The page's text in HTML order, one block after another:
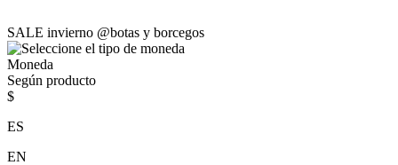
SALE invierno @botas y borcegos
Moneda
Según producto
$
ES
EN